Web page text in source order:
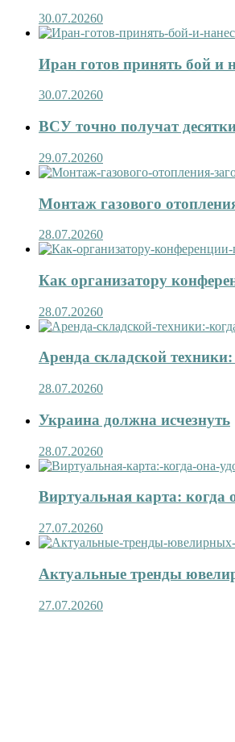
30.07.20260
Иран готов принять бой
30.07.20260
ВСУ точно получат
29.07.20260
Монтаж газового
28.07.20260
Как организатору
28.07.20260
Аренда складской
28.07.20260
Украина должна исчезнуть
28.07.20260
Виртуальная карта: когда
27.07.20260
Актуальные тренды
27.07.20260